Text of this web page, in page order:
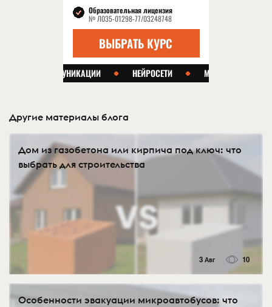
Другие материалы блога
Дом из газобетона или кирпича под ключ: что
выбрать для строительства
3 Авг 10
Особенности эвакуации микроавтобусов: что